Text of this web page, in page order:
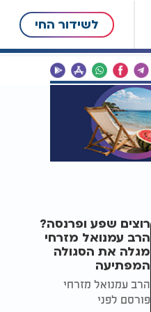
לשידור החי
רוצים שפע ופרנסה?
הרב עמנואל מזרחי
מגלה את הסגולה
המפתיעה
הרב עמנואל מזרחי
פורסם לפני